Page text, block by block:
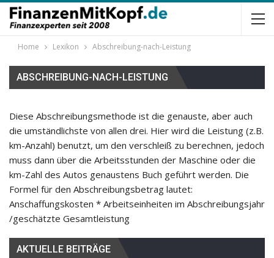
Home Lexikon Abschreibung-nach-Leistung
ABSCHREIBUNG-NACH-LEISTUNG
Diese Abschreibungsmethode ist die genauste, aber auch
die umständlichste von allen drei. Hier wird die Leistung (z.B.
km-Anzahl) benutzt, um den verschleiß zu berechnen, jedoch
muss dann über die Arbeitsstunden der Maschine oder die
km-Zahl des Autos genaustens Buch geführt werden. Die
Formel für den Abschreibungsbetrag lautet:
Anschaffungskosten * Arbeitseinheiten im Abschreibungsjahr
/geschätzte Gesamtleistung
AKTUELLE BEITRÄGE